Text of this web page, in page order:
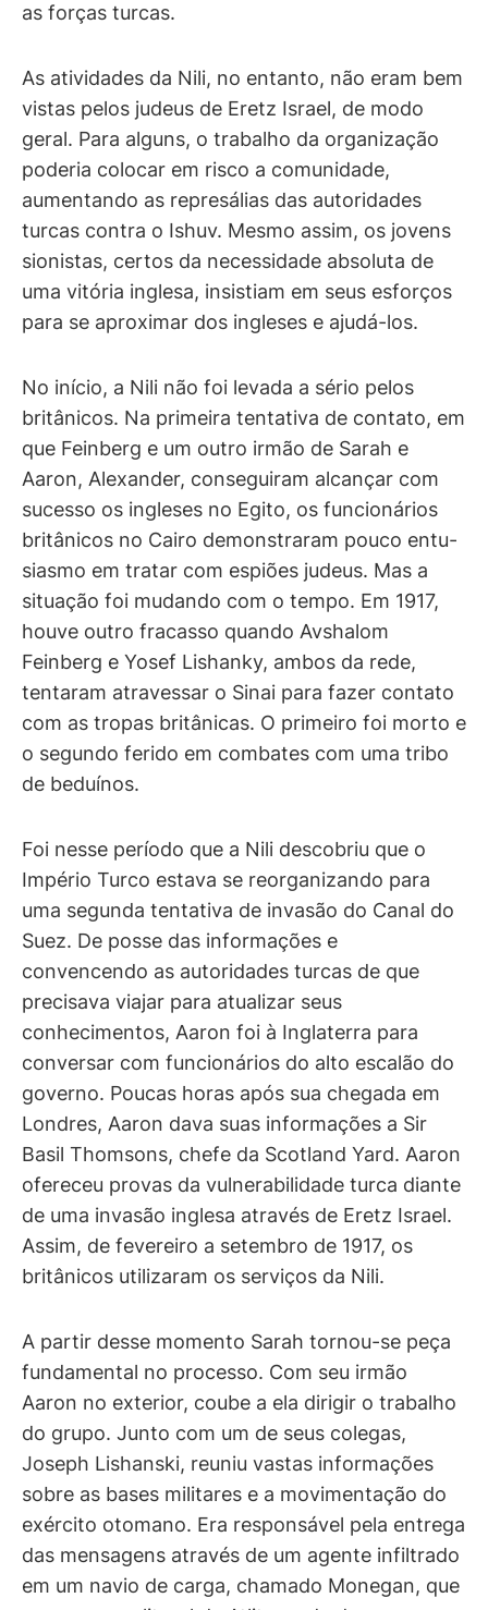
as forças turcas.
As atividades da Nili, no entanto, não eram bem
vistas pelos judeus de Eretz Israel, de modo
geral. Para alguns, o trabalho da organização
poderia colocar em risco a comunidade,
aumentando as represálias das autoridades
turcas contra o Ishuv. Mesmo assim, os jovens
sionistas, certos da necessidade absoluta de
uma vitória inglesa, insistiam em seus esforços
para se aproximar dos ingleses e ajudá-los.
No início, a Nili não foi levada a sério pelos
britânicos. Na primeira tentativa de contato, em
que Feinberg e um outro irmão de Sarah e
Aaron, Alexander, conseguiram alcançar com
sucesso os ingleses no Egito, os funcionários
britânicos no Cairo demonstraram pouco entu-
siasmo em tratar com espiões judeus. Mas a
situação foi mudando com o tempo. Em 1917,
houve outro fracasso quando Avshalom
Feinberg e Yosef Lishanky, ambos da rede,
tentaram atravessar o Sinai para fazer contato
com as tropas britânicas. O primeiro foi morto e
o segundo ferido em combates com uma tribo
de beduínos.
Foi nesse período que a Nili descobriu que o
Império Turco estava se reorganizando para
uma segunda tentativa de invasão do Canal do
Suez. De posse das informações e
convencendo as autoridades turcas de que
precisava viajar para atualizar seus
conhecimentos, Aaron foi à Inglaterra para
conversar com funcionários do alto escalão do
governo. Poucas horas após sua chegada em
Londres, Aaron dava suas informações a Sir
Basil Thomsons, chefe da Scotland Yard. Aaron
ofereceu provas da vulnerabilidade turca diante
de uma invasão inglesa através de Eretz Israel.
Assim, de fevereiro a setembro de 1917, os
britânicos utilizaram os serviços da Nili.
A partir desse momento Sarah tornou-se peça
fundamental no processo. Com seu irmão
Aaron no exterior, coube a ela dirigir o trabalho
do grupo. Junto com um de seus colegas,
Joseph Lishanski, reuniu vastas informações
sobre as bases militares e a movimentação do
exército otomano. Era responsável pela entrega
das mensagens através de um agente infiltrado
em um navio de carga, chamado Monegan, que